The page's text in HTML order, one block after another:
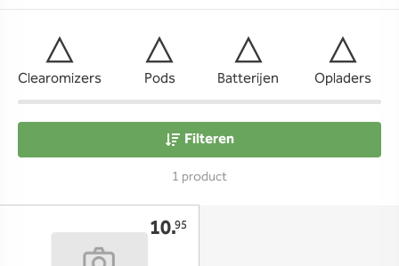
Clearomizers Pods Batterijen Opladers
Filteren
1 product
10.95